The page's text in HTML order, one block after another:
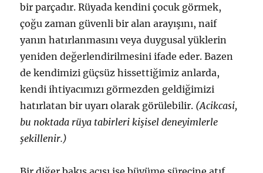
bir parçadır. Rüyada kendini çocuk görmek,
çoğu zaman güvenli bir alan arayışını, naif
yanın hatırlanmasını veya duygusal yüklerin
yeniden değerlendirilmesini ifade eder. Bazen
de kendimizi güçsüz hissettiğimiz anlarda,
kendi ihtiyacımızı görmezden geldiğimizi
hatırlatan bir uyarı olarak görülebilir. (Acikcasi,
bu noktada rüya tabirleri kişisel deneyimlerle
şekillenir.)